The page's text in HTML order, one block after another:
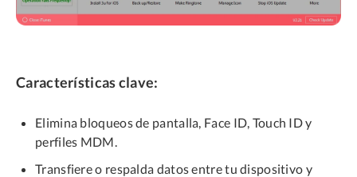
Características clave:
Elimina bloqueos de pantalla, Face ID, Touch ID y
perfiles MDM.
Transfiere o respalda datos entre tu dispositivo y